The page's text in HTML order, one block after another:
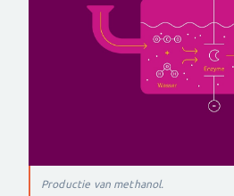
Productie van methanol.